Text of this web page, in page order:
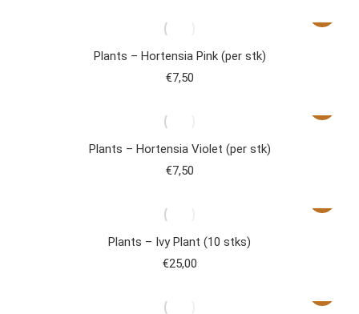
Plants – Hortensia Pink (per stk)
€7,50
Plants – Hortensia Violet (per stk)
€7,50
Plants – Ivy Plant (10 stks)
€25,00